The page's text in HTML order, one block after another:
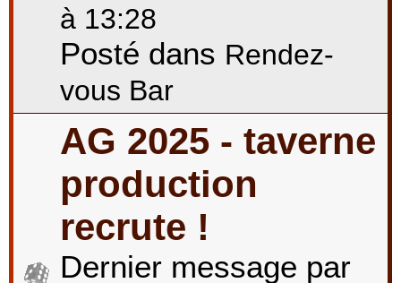
à 13:28
Posté dans Rendez-
vous Bar
AG 2025 - taverne
production
recrute !
Dernier message par